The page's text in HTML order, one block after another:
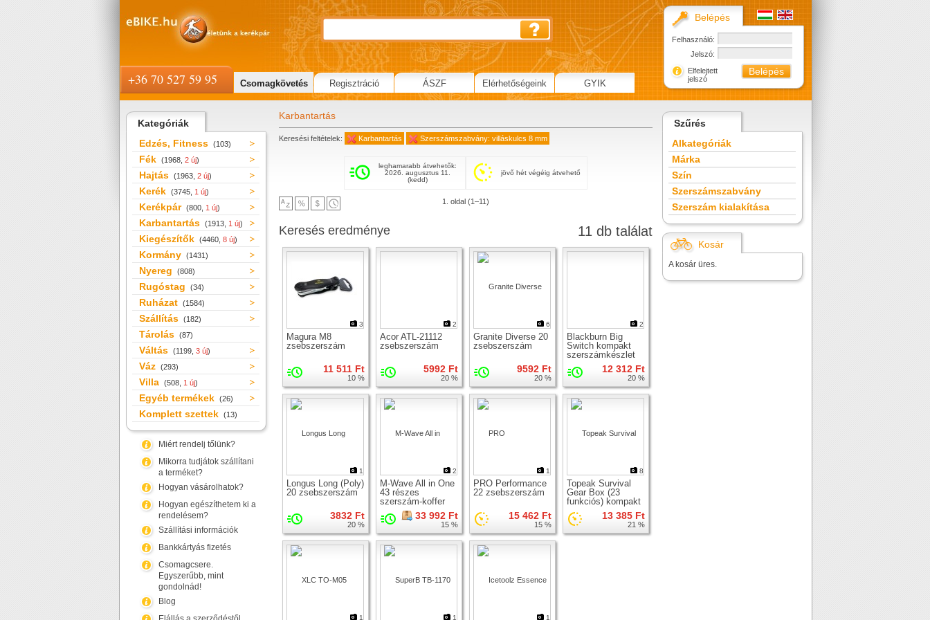
Kategóriák
Edzés, Fitness (103)
Fék (1968, 2 új)
Hajtás (1963, 2 új)
Kerék (3745, 1 új)
Kerékpár (800, 1 új)
Karbantartás (1913, 1 új)
Kiegészítők (4460, 8 új)
Kormány (1431)
Nyereg (808)
Rugóstag (34)
Ruházat (1584)
Szállítás (182)
Tárolás (87)
Váltás (1199, 3 új)
Váz (293)
Villa (508, 1 új)
Egyéb termékek (26)
Komplett szettek (13)
Miért rendelj tőlünk?
Mikorra tudjátok szállítani
a terméket?
Hogyan vásárolhatok?
Hogyan egészíthetem ki a
rendelésem?
Szállítási információk
Bankkártyás fizetés
Csomagcsere.
Egyszerűbb, mint
gondolnád!
Blog
Karbantartás
Keresési feltételek: Karbantartás Szerszámszabvány: villáskulcs 8 mm
leghamarabb átvehetők:
2026. augusztus 11.
(kedd)
jövő hét végéig átvehető
1. oldal (1–11)
11 db találat
Keresés eredménye
3
Magura M8
zsebszerszám
11 511 Ft
10 %
2
Acor ATL-21112
zsebszerszám
5992 Ft
20 %
6
Granite Diverse 20
zsebszerszám
9592 Ft
20 %
2
Blackburn Big
Switch kompakt
szerszámkészlet
táskában12 312 Ft
20 %
1
Longus Long (Poly)
20 zsebszerszám
3832 Ft
20 %
2
M-Wave All in One
43 részes
szerszám-koffer
33 992 Ft
15 %
1
PRO Performance
22 zsebszerszám
15 462 Ft
15 %
8
Topeak Survival
Gear Box (23
funkciós) kompakt
szerszámkészlet
táskában13 385 Ft
21 %
1 1 1
Szűrés
Alkategóriák
Márka
Szín
Szerszámszabvány
Szerszám kialakítása
Kosár
A kosár üres.
Belépés
Felhasználó:
Jelszó:
Elfelejtett
jelszó
+36 70 527 59 95 Csomagkövetés Regisztráció ÁSZF Elérhetőségeink GYIK